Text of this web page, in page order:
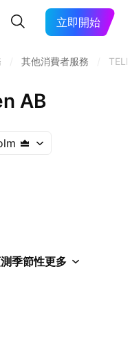
立即開始
其他消費者服務
AB
季節性更多